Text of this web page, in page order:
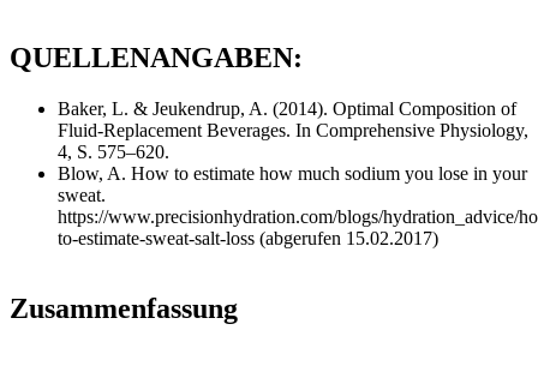
QUELLENANGABEN:
Baker, L. & Jeukendrup, A. (2014). Optimal Composition of
Fluid-Replacement Beverages. In Comprehensive Physiology,
4, S. 575–620.
Blow, A. How to estimate how much sodium you lose in your
sweat.
https://www.precisionhydration.com/blogs/hydration_advice/
to-estimate-sweat-salt-loss (abgerufen 15.02.2017)
Zusammenfassung